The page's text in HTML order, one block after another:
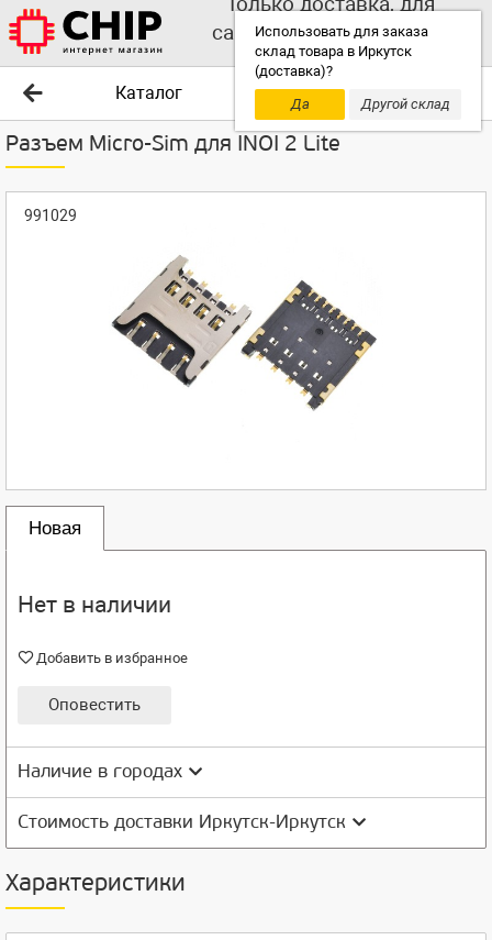
Использовать для заказа
склад товара в Иркутск
(доставка)?
Да
Другой склад
самовывоза выбирайте
другой склад!
Каталог
Разъем Micro-Sim для INOI 2 Lite
991029
Новая
Нет в наличии
Добавить в избранное
Оповестить
Наличие в городах
Стоимость доставки Иркутск-Иркутск
Характеристики